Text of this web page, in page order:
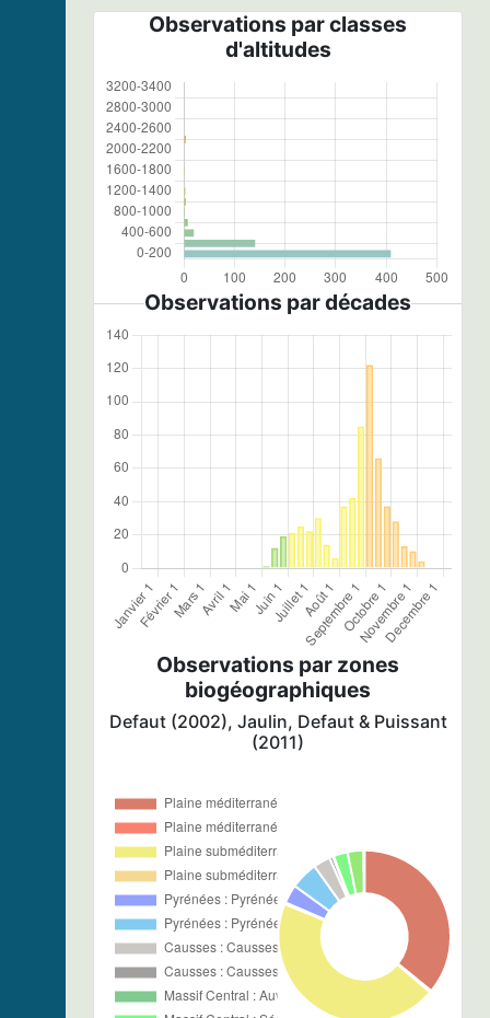
Observations par classes
d'altitudes
Observations par décades
Observations par zones
biogéographiques
Defaut (2002), Jaulin, Defaut & Puissant
(2011)